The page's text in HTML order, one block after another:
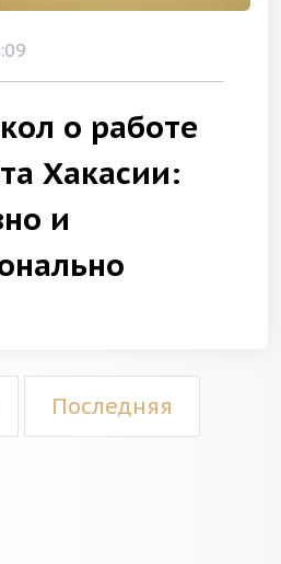
о работе
Хакасии:
и
Последняя